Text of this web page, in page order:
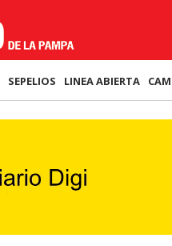
SEPELIOS LINEA ABIERTA